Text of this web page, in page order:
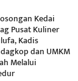
Kedai
Pusat Kuliner
Kadis
dan UMKM
Melalui